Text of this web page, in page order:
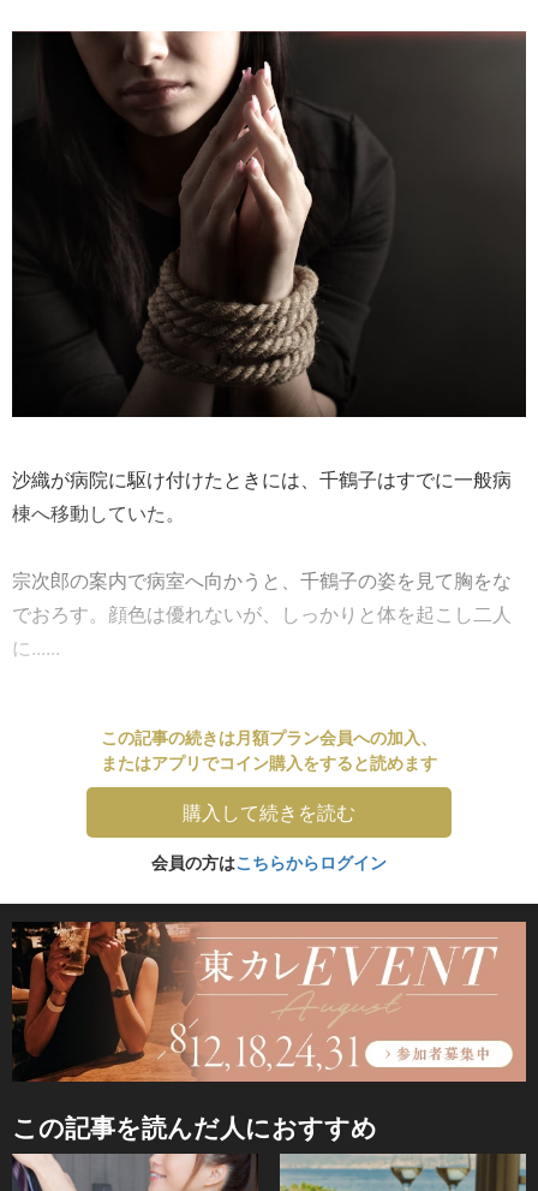
沙織が病院に駆け付けたときには、千鶴子はすでに一般病
棟へ移動していた。
宗次郎の案内で病室へ向かうと、千鶴子の姿を見て胸をな
でおろす。顔色は優れないが、しっかりと体を起こし二人
に......
この記事の続きは月額プラン会員への加入、
またはアプリでコイン購入をすると読めます
購入して続きを読む
会員の方はこちらからログイン
この記事を読んだ人におすすめ